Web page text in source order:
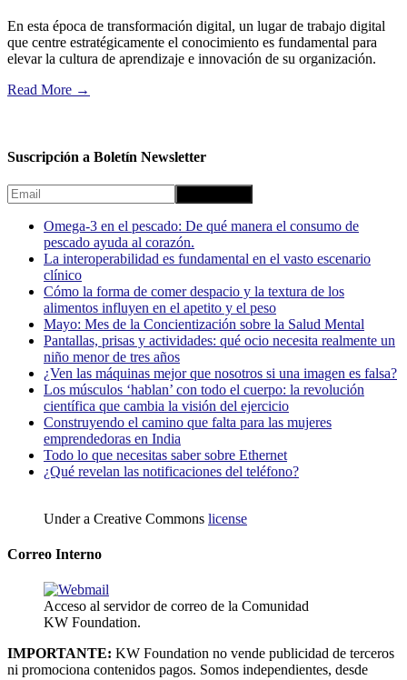
En esta época de transformación digital, un lugar de trabajo digital
que centre estratégicamente el conocimiento es fundamental para
elevar la cultura de aprendizaje e innovación de su organización.
Read More →
Suscripción a Boletín Newsletter
Omega-3 en el pescado: De qué manera el consumo de
pescado ayuda al corazón.
La interoperabilidad es fundamental en el vasto escenario
clínico
Cómo la forma de comer despacio y la textura de los
alimentos influyen en el apetito y el peso
Mayo: Mes de la Concientización sobre la Salud Mental
Pantallas, prisas y actividades: qué ocio necesita realmente un
niño menor de tres años
¿Ven las máquinas mejor que nosotros si una imagen es falsa?
Los músculos ‘hablan’ con todo el cuerpo: la revolución
científica que cambia la visión del ejercicio
Construyendo el camino que falta para las mujeres
emprendedoras en India
Todo lo que necesitas saber sobre Ethernet
¿Qué revelan las notificaciones del teléfono?
Under a Creative Commons license
Correo Interno
Acceso al servidor de correo de la Comunidad
KW Foundation.
IMPORTANTE: KW Foundation no vende publicidad de terceros
ni promociona contenidos pagos. Somos independientes, desde